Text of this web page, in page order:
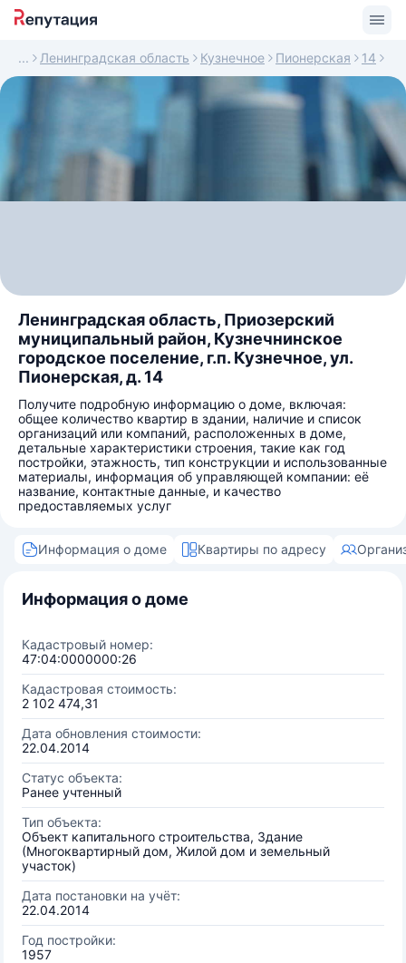
Ленинградская область Кузнечное Пионерская 14
Ленинградская область, Приозерский
муниципальный район, Кузнечнинское
городское поселение, г.п. Кузнечное, ул.
Пионерская, д. 14
Получите подробную информацию о доме, включая:
общее количество квартир в здании, наличие и список
организаций или компаний, расположенных в доме,
детальные характеристики строения, такие как год
постройки, этажность, тип конструкции и использованные
материалы, информация об управляющей компании: её
название, контактные данные, и качество
предоставляемых услуг
Информация о доме Квартиры по адресу
Информация о доме
Кадастровый номер:
47:04:0000000:26
Кадастровая стоимость:
2 102 474,31
Дата обновления стоимости:
22.04.2014
Статус объекта:
Ранее учтенный
Тип объекта:
Объект капитального строительства, Здание
(Многоквартирный дом, Жилой дом и земельный
участок)
Дата постановки на учёт:
22.04.2014
Год постройки:
1957